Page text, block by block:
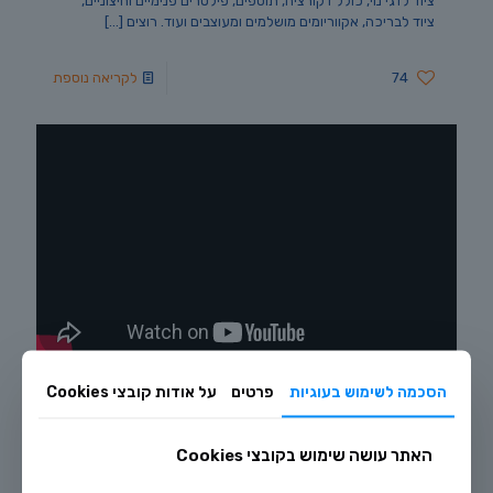
ציוד לבריכה, אקווריומים מושלמים ומעוצבים ועוד. רוצים […]
74 לקריאה נוספת
יוני 6, 2021
וידאו – חנות הציוד
חנות הציוד שלנו ערוכה לכל המבקרים! החנות הגדולה בישראל,
הסכמה לשימוש בעוגיות פרטים על אודות קובצי Cookies
האתר עושה שימוש בקובצי Cookies